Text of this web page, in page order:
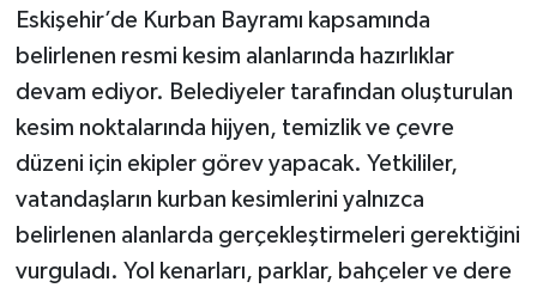
Eskişehir’de Kurban Bayramı kapsamında
belirlenen resmi kesim alanlarında hazırlıklar
devam ediyor. Belediyeler tarafından oluşturulan
kesim noktalarında hijyen, temizlik ve çevre
düzeni için ekipler görev yapacak. Yetkililer,
vatandaşların kurban kesimlerini yalnızca
belirlenen alanlarda gerçekleştirmeleri gerektiğini
vurguladı. Yol kenarları, parklar, bahçeler ve dere